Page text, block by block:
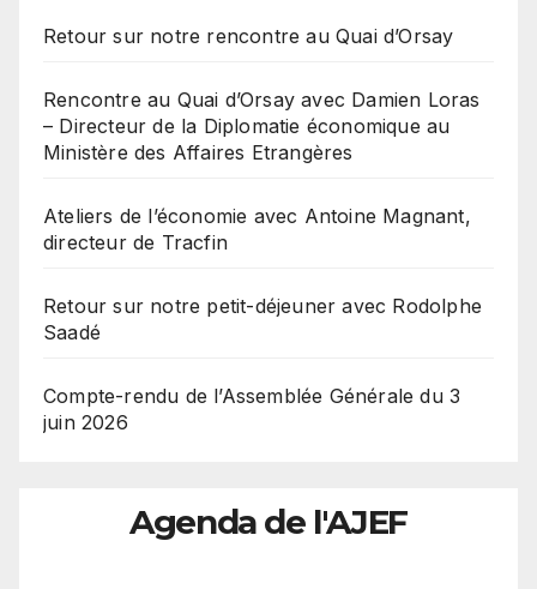
Retour sur notre rencontre au Quai d’Orsay
Rencontre au Quai d’Orsay avec Damien Loras
– Directeur de la Diplomatie économique au
Ministère des Affaires Etrangères
Ateliers de l’économie avec Antoine Magnant,
directeur de Tracfin
Retour sur notre petit-déjeuner avec Rodolphe
Saadé
Compte-rendu de l’Assemblée Générale du 3
juin 2026
Agenda de l'AJEF